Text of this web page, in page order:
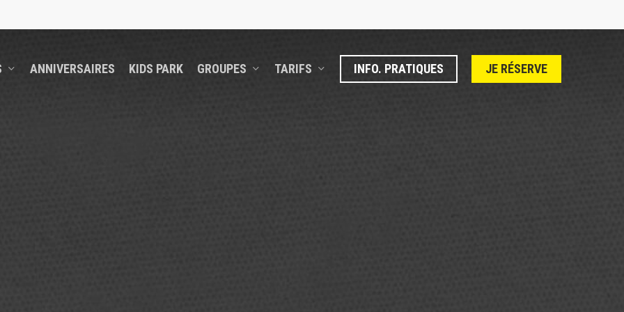
ANNIVERSAIRES KIDS PARK GROUPES TARIFS INFO. PRATIQUES JE RÉSERVE